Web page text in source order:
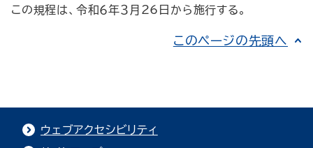
この規程は、令和６年３月26日から施行する。
このページの先頭へ
ウェブアクセシビリティ